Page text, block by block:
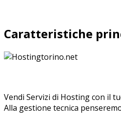
Caratteristiche
Vendi Servizi di Hosting con il
Alla gestione tecnica